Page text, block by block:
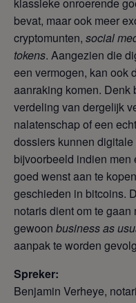
bevat, maar ook meer
cryptomunten, social
tokens. Aangezien die
een vermogen, kan ook
aanraking komen. Denk
verdeling van dergelijk
nalatenschap of een
dossiers kunnen
bijvoorbeeld indien
goed wenst aan te
geschieden in bitcoins.
notaris dient om te
gewoon business as
aanpak te worden
Spreker:
Benjamin Verheye,